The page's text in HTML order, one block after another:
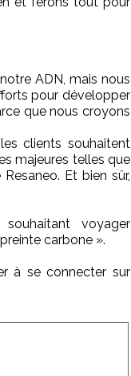
ADN, mais nous
pour développer
que nous croyons
clients souhaitent
majeures telles que
Et bien sûr,
voyager
carbone ».
à se connecter sur